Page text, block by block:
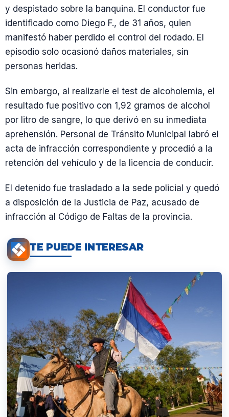
y despistado sobre la banquina. El conductor fue
identificado como Diego F., de 31 años, quien
manifestó haber perdido el control del rodado. El
episodio solo ocasionó daños materiales, sin
personas heridas.
Sin embargo, al realizarle el test de alcoholemia, el
resultado fue positivo con 1,92 gramos de alcohol
por litro de sangre, lo que derivó en su inmediata
aprehensión. Personal de Tránsito Municipal labró el
acta de infracción correspondiente y procedió a la
retención del vehículo y de la licencia de conducir.
El detenido fue trasladado a la sede policial y quedó
a disposición de la Justicia de Paz, acusado de
infracción al Código de Faltas de la provincia.
TE PUEDE INTERESAR